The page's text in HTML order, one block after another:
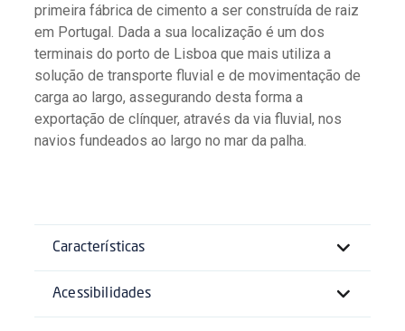
primeira fábrica de cimento a ser construída de raiz
em Portugal. Dada a sua localização é um dos
terminais do porto de Lisboa que mais utiliza a
solução de transporte fluvial e de movimentação de
carga ao largo, assegurando desta forma a
exportação de clínquer, através da via fluvial, nos
navios fundeados ao largo no mar da palha.
Características
Acessibilidades